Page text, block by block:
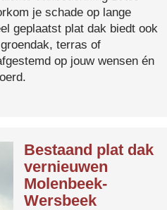
je schade op lange
geplaatst plat dak biedt ook
terras of
op jouw wensen én
Bestaand plat dak
vernieuwen
Molenbeek-
Wersbeek